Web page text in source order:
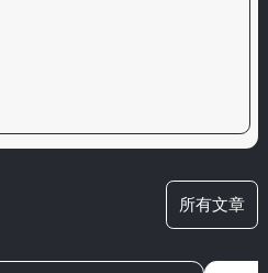
所有文章